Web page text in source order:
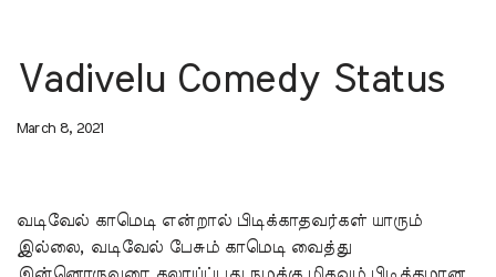
Vadivelu Comedy Status
March 8, 2021
வடிவேல் காமெடி என்றால் பிடிக்காதவர்கள் யாரும்
இல்லை, வடிவேல் பேசும் காமெடி வைத்து